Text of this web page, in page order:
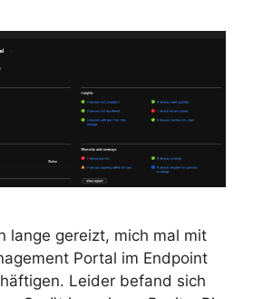
lange gereizt, mich mal mit
Portal im Endpoint
Leider befand sich